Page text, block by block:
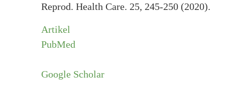
Reprod. Health Care. 25, 245-250 (2020).
Artikel
PubMed
Google Scholar